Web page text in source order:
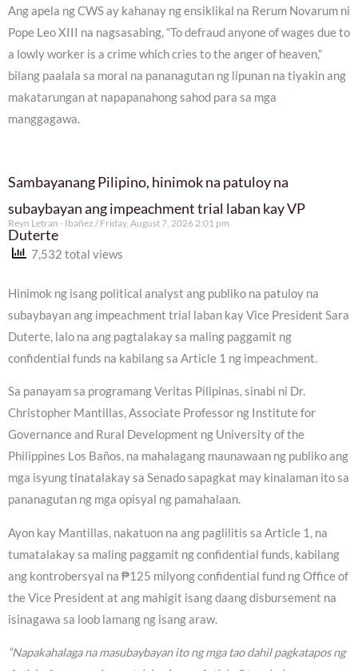
Ang apela ng CWS ay kahanay ng ensiklikal na Rerum Novarum ni
Pope Leo XIII na nagsasabing, “To defraud anyone of wages due to
a lowly worker is a crime which cries to the anger of heaven,”
bilang paalala sa moral na pananagutan ng lipunan na tiyakin ang
makatarungan at napapanahong sahod para sa mga
manggagawa.
Sambayanang Pilipino, hinimok na patuloy na
subaybayan ang impeachment trial laban kay VP
Duterte
Reyn Letran - Ibañez Friday, August 7, 2026 2:01 pm
7,532 total views
Hinimok ng isang political analyst ang publiko na patuloy na
subaybayan ang impeachment trial laban kay Vice President Sara
Duterte, lalo na ang pagtalakay sa maling paggamit ng
confidential funds na kabilang sa Article 1 ng impeachment.
Sa panayam sa programang Veritas Pilipinas, sinabi ni Dr.
Christopher Mantillas, Associate Professor ng Institute for
Governance and Rural Development ng University of the
Philippines Los Baños, na mahalagang maunawaan ng publiko ang
mga isyung tinatalakay sa Senado sapagkat may kinalaman ito sa
pananagutan ng mga opisyal ng pamahalaan.
Ayon kay Mantillas, nakatuon na ang paglilitis sa Article 1, na
tumatalakay sa maling paggamit ng confidential funds, kabilang
ang kontrobersyal na ₱125 milyong confidential fund ng Office of
the Vice President at ang mahigit isang daang disbursement na
isinagawa sa loob lamang ng isang araw.
“Napakahalaga na masubaybayan ito ng mga tao dahil pagkatapos ng